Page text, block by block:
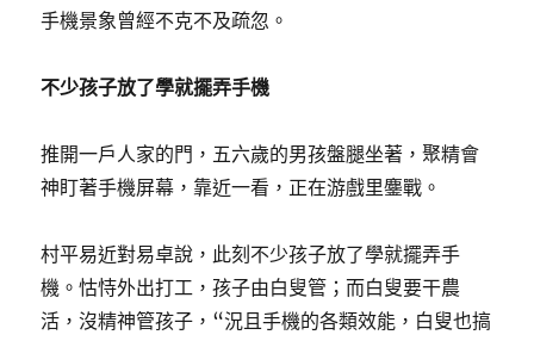
手機景象曾經不克不及疏忽。
不少孩子放了學就擺弄手機
推開一戶人家的門，五六歲的男孩盤腿坐著，聚精會
神盯著手機屏幕，靠近一看，正在游戲里鏖戰。
村平易近對易卓說，此刻不少孩子放了學就擺弄手
機。怙恃外出打工，孩子由白叟管；而白叟要干農
活，沒精神管孩子，“況且手機的各類效能，白叟也搞